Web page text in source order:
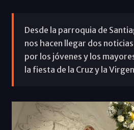
Desde la parroquia de
nos hacen llegar dos
por los jóvenes y los
la fiesta de la Cruz y la